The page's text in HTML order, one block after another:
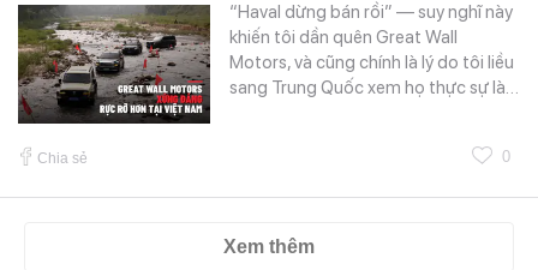
“Haval dừng bán rồi” — suy nghĩ này
khiến tôi dần quên Great Wall
Motors, và cũng chính là lý do tôi liều
sang Trung Quốc xem họ thực sự là…
Chia sẻ 0
Xem thêm